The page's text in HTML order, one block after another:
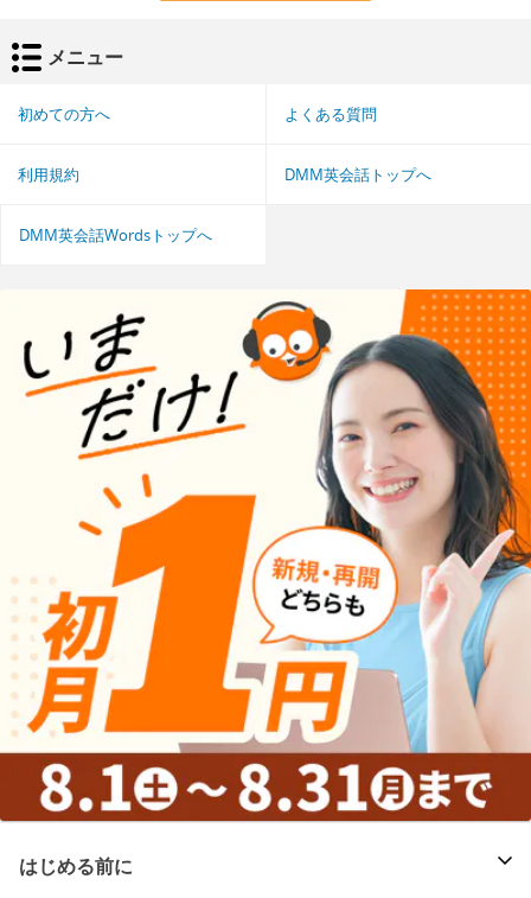
メニュー
初めての方へ よくある質問
利用規約 DMM英会話トップへ
DMM英会話Wordsトップへ
はじめる前に